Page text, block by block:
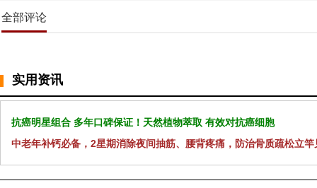
全部评论
实用资讯
抗癌明星组合 多年口碑保证！天然植物萃取 有效对抗癌细胞
中老年补钙必备，2星期消除夜间抽筋、腰背疼痛，防治骨质疏松立竿